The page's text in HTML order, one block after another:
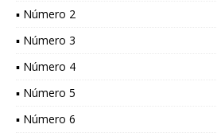
▪ Número 2
▪ Número 3
▪ Número 4
▪ Número 5
▪ Número 6